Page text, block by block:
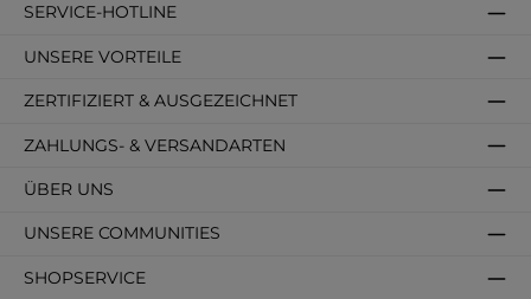
SERVICE-HOTLINE
SHOPSERVICE
ZAHLUNGS- & VERSANDARTEN
ÜBER UNS
ZERTIFIZIERT & AUSGEZEICHNET
UNSERE VORTEILE
UNSERE COMMUNITIES